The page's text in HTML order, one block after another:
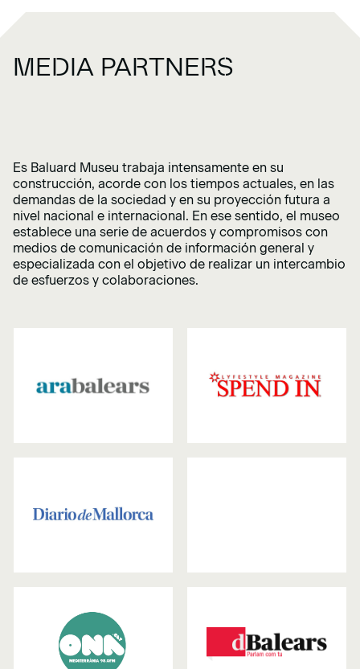
MEDIA PARTNERS
Es Baluard Museu trabaja intensamente en su
construcción, acorde con los tiempos actuales, en las
demandas de la sociedad y en su proyección futura a
nivel nacional e internacional. En ese sentido, el museo
establece una serie de acuerdos y compromisos con
medios de comunicación de información general y
especializada con el objetivo de realizar un intercambio
de esfuerzos y colaboraciones.